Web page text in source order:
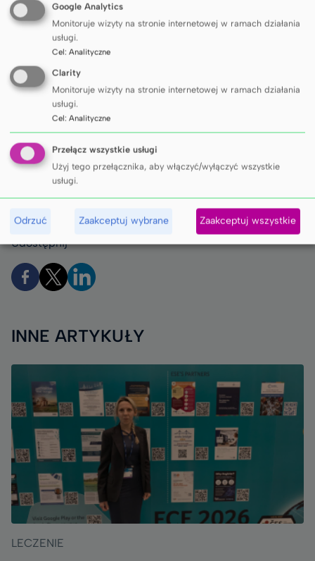
Udostępnij
INNE ARTYKUŁY
LECZENIE
Google Analytics
Monitoruje wizyty na stronie internetowej w ramach działania
usługi.
Cel: Analityczne
Clarity
Monitoruje wizyty na stronie internetowej w ramach działania
usługi.
Cel: Analityczne
Przełącz wszystkie usługi
Użyj tego przełącznika, aby włączyć/wyłączyć wszystkie
usługi.
Odrzuć Zaakceptuj wybrane Zaakceptuj wszystkie